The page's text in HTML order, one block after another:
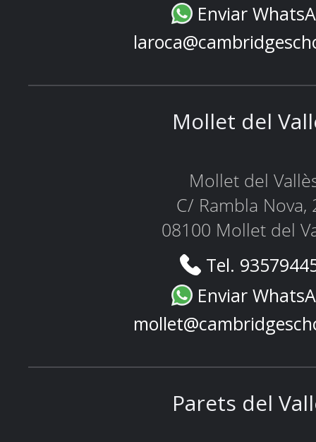
Enviar
Mollet del
Mollet del
C/ Rambla Nova,
08100 Mollet del
Tel.
Enviar
Parets del